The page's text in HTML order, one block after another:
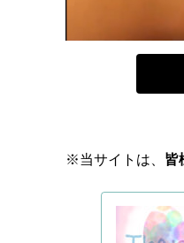
※当サイトは、 皆